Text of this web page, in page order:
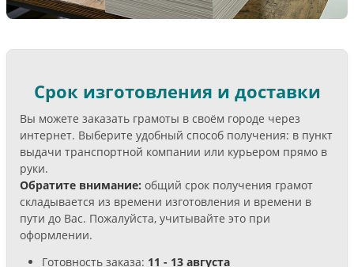
Срок изготовления и доставки
Вы можете заказать грамоты в своём городе через
интернет. Выберите удобный способ получения: в пункт
выдачи транспортной компании или курьером прямо в
руки.
Обратите внимание: общий срок получения грамот
складывается из времени изготовления и времени в
пути до Вас. Пожалуйста, учитывайте это при
оформлении.
Готовность заказа: 11 - 13 августа